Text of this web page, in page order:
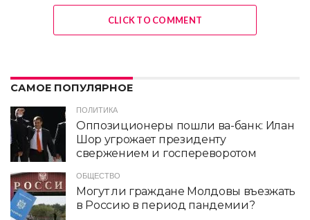
CLICK TO COMMENT
САМОЕ ПОПУЛЯРНОЕ
ПОЛИТИКА
Оппозиционеры пошли ва-банк: Илан
Шор угрожает президенту
свержением и госпереворотом
ОБЩЕСТВО
Могут ли граждане Молдовы въезжать
в Россию в период пандемии?